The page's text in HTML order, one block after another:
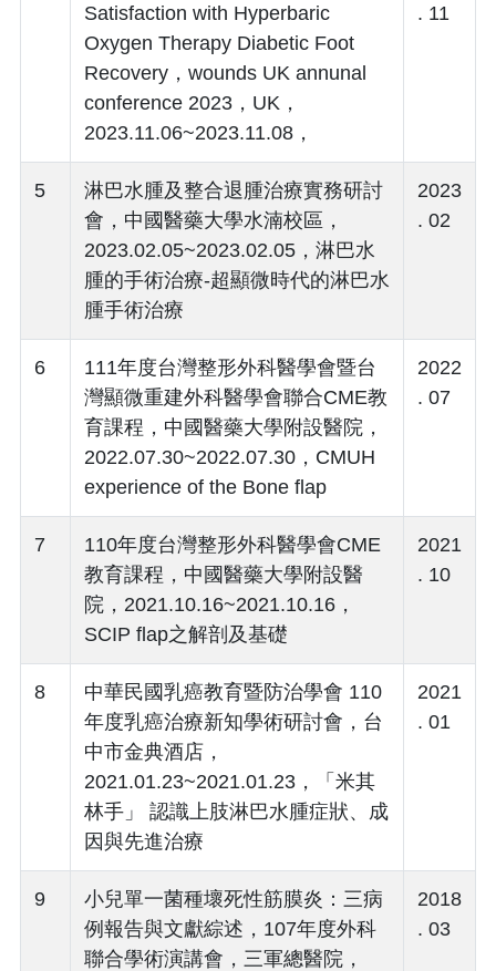
Satisfaction with Hyperbaric
Oxygen Therapy Diabetic Foot
Recovery，wounds UK annunal
conference 2023，UK，
2023.11.06~2023.11.08，
. 11
5
淋巴水腫及整合退腫治療實務研討
會，中國醫藥大學水湳校區，
2023.02.05~2023.02.05，淋巴水
腫的手術治療-超顯微時代的淋巴水
腫手術治療
2023
. 02
6
111年度台灣整形外科醫學會暨台
灣顯微重建外科醫學會聯合CME教
育課程，中國醫藥大學附設醫院，
2022.07.30~2022.07.30，CMUH
experience of the Bone flap
2022
. 07
7
110年度台灣整形外科醫學會CME
教育課程，中國醫藥大學附設醫
院，2021.10.16~2021.10.16，
SCIP flap之解剖及基礎
2021
. 10
8
中華民國乳癌教育暨防治學會 110
年度乳癌治療新知學術研討會，台
中市金典酒店，
2021.01.23~2021.01.23，「米其
林手」 認識上肢淋巴水腫 症狀、成
因與先進治療
2021
. 01
9
小兒單一菌種壞死性筋膜炎：三病
例報告與文獻綜述，107年度外科
聯合學術演講會，三軍總醫院，
2018
. 03